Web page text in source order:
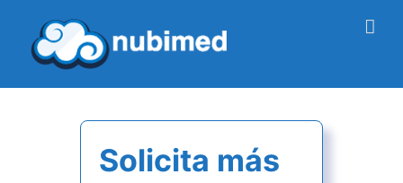
contenido
Solicita más